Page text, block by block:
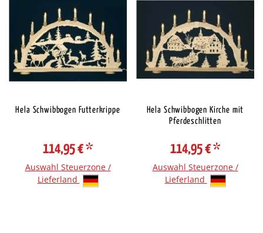
Hela Schwibbogen Futterkrippe
114,95 €*
Auswahl Steuerzone /
Lieferland
Hela Schwibbogen Kirche mit
Pferdeschlitten
114,95 €*
Auswahl Steuerzone /
Lieferland